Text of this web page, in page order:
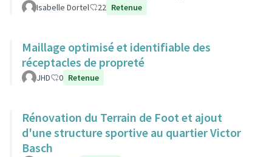
Isabelle Dortel 22 Retenue
Maillage optimisé et identifiable des
réceptacles de propreté
JHD 0 Retenue
Rénovation du Terrain de Foot et ajout
d'une structure sportive au quartier Victor
Basch